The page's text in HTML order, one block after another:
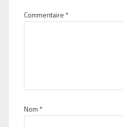
Commentaire *
Nom *